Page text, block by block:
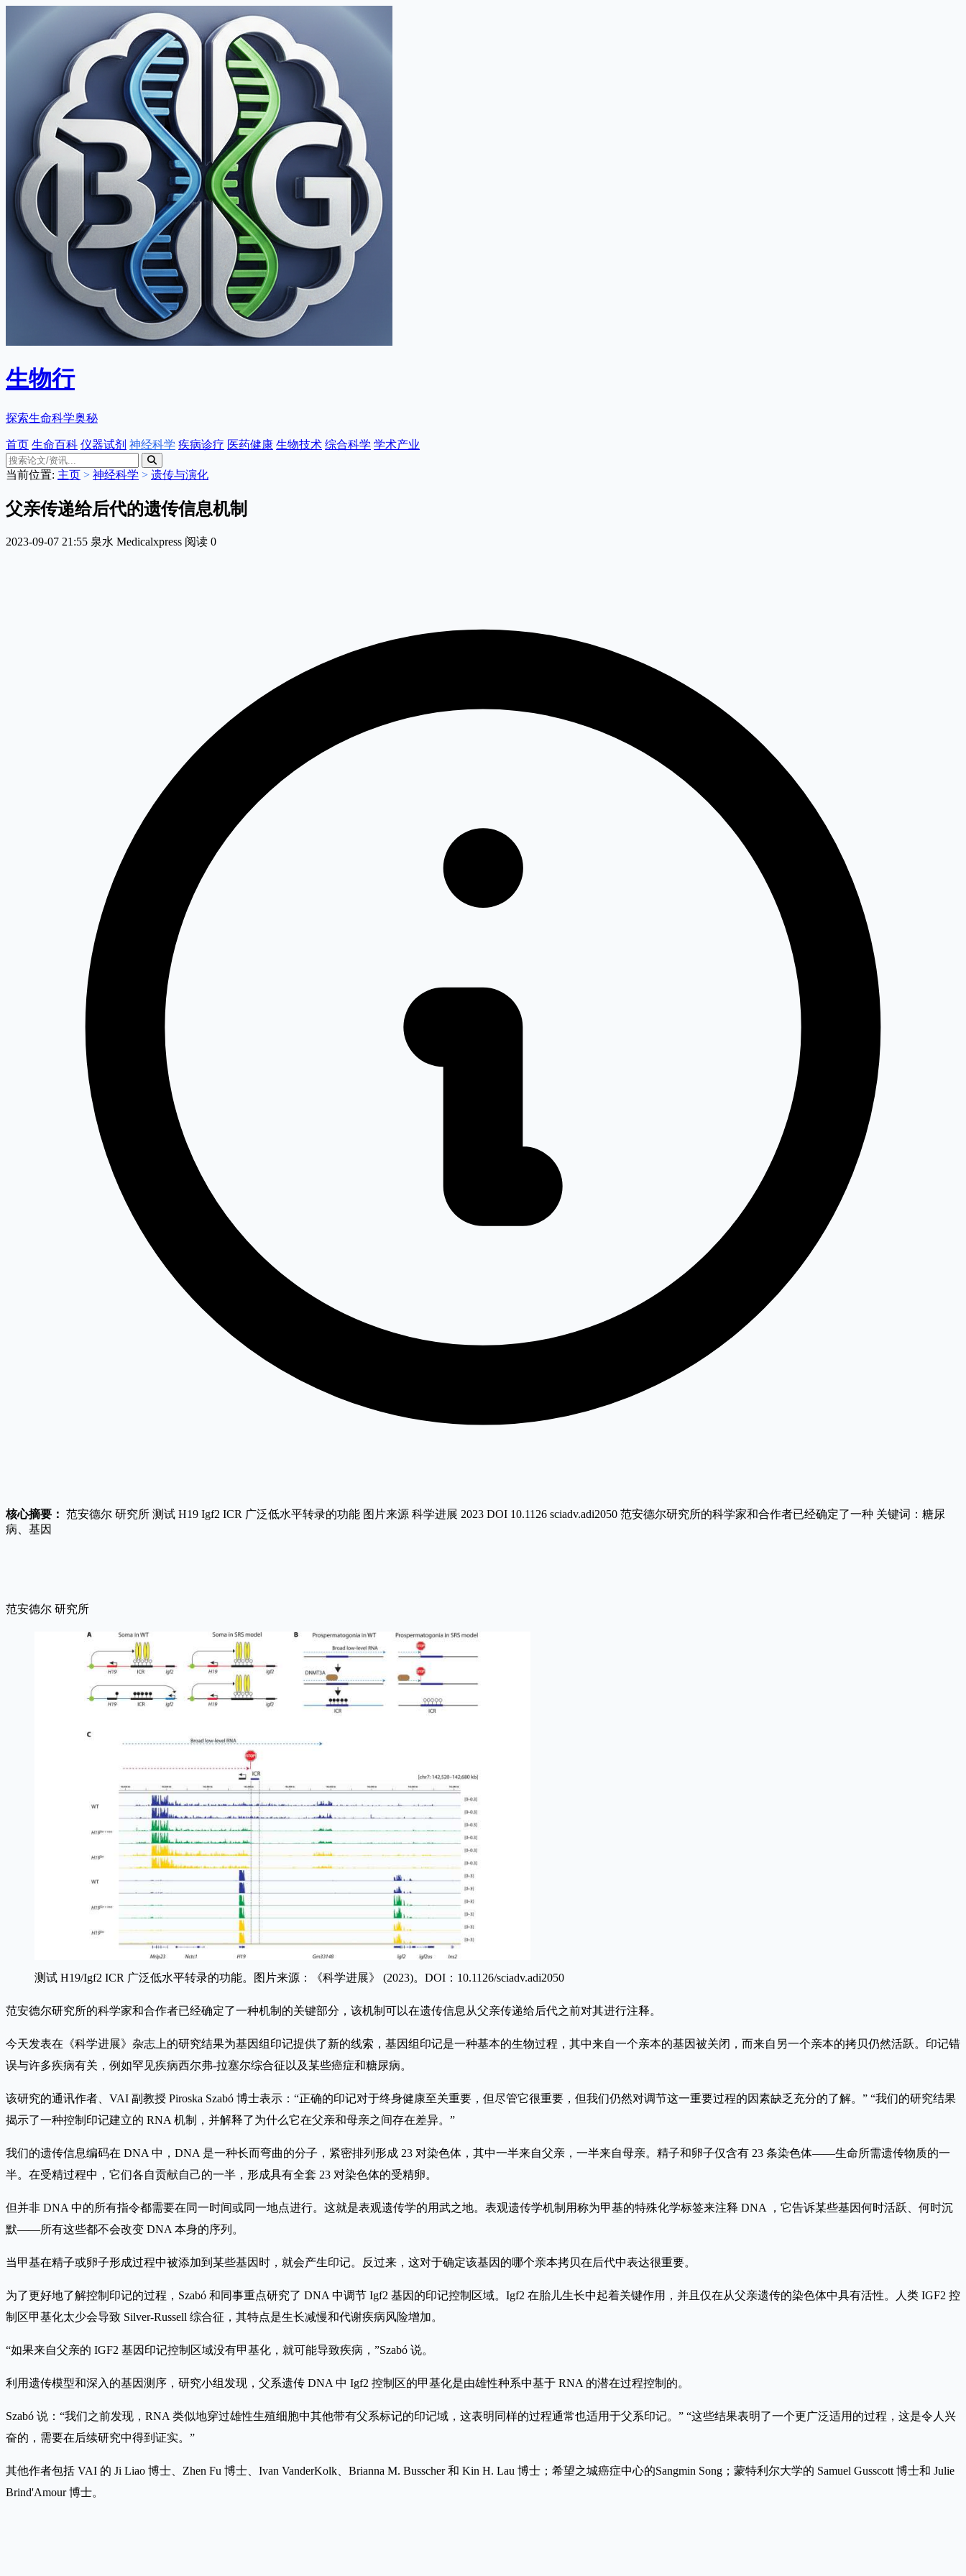
生物行
探索生命科学奥秘
首页 生命百科 仪器试剂 神经科学 疾病诊疗 医药健康 生物技术 综合科学 学术产业
当前位置: 主页 > 神经科学 > 遗传与演化
父亲传递给后代的遗传信息机制
2023-09-07 21:55 泉水 Medicalxpress 阅读 0
核心摘要： 范安德尔 研究所 测试 H19 Igf2 ICR 广泛低水平转录的功能 图片来源 科学进展 2023 DOI 10.1126 sciadv.adi2050 范安德尔研究所的科学家和合作者已经确定了一种 关键词：糖尿
病、基因
范安德尔 研究所
测试 H19/Igf2 ICR 广泛低水平转录的功能。图片来源：《科学进展》 (2023)。DOI：10.1126/sciadv.adi2050
范安德尔研究所的科学家和合作者已经确定了一种机制的关键部分，该机制可以在遗传信息从父亲传递给后代之前对其进行注释。
今天发表在《科学进展》杂志上的研究结果为基因组印记提供了新的线索，基因组印记是一种基本的生物过程，其中来自一个亲本的基因被关闭，而来自另一个亲本的拷贝仍然活跃。印记错
误与许多疾病有关，例如罕见疾病西尔弗-拉塞尔综合征以及某些癌症和糖尿病。
该研究的通讯作者、VAI 副教授 Piroska Szabó 博士表示：“正确的印记对于终身健康至关重要，但尽管它很重要，但我们仍然对调节这一重要过程的因素缺乏充分的了解。” “我们的研究结果
揭示了一种控制印记建立的 RNA 机制，并解释了为什么它在父亲和母亲之间存在差异。”
我们的遗传信息编码在 DNA 中，DNA 是一种长而弯曲的分子，紧密排列形成 23 对染色体，其中一半来自父亲，一半来自母亲。精子和卵子仅含有 23 条染色体——生命所需遗传物质的一
半。在受精过程中，它们各自贡献自己的一半，形成具有全套 23 对染色体的受精卵。
但并非 DNA 中的所有指令都需要在同一时间或同一地点进行。这就是表观遗传学的用武之地。表观遗传学机制用称为甲基的特殊化学标签来注释 DNA ，它告诉某些基因何时活跃、何时沉
默——所有这些都不会改变 DNA 本身的序列。
当甲基在精子或卵子形成过程中被添加到某些基因时，就会产生印记。反过来，这对于确定该基因的哪个亲本拷贝在后代中表达很重要。
为了更好地了解控制印记的过程，Szabó 和同事重点研究了 DNA 中调节 Igf2 基因的印记控制区域。Igf2 在胎儿生长中起着关键作用，并且仅在从父亲遗传的染色体中具有活性。人类 IGF2 控
制区甲基化太少会导致 Silver-Russell 综合征，其特点是生长减慢和代谢疾病风险增加。
“如果来自父亲的 IGF2 基因印记控制区域没有甲基化，就可能导致疾病，”Szabó 说。
利用遗传模型和深入的基因测序，研究小组发现，父系遗传 DNA 中 Igf2 控制区的甲基化是由雄性种系中基于 RNA 的潜在过程控制的。
Szabó 说：“我们之前发现，RNA 类似地穿过雄性生殖细胞中其他带有父系标记的印记域，这表明同样的过程通常也适用于父系印记。” “这些结果表明了一个更广泛适用的过程，这是令人兴
奋的，需要在后续研究中得到证实。”
其他作者包括 VAI 的 Ji Liao 博士、Zhen Fu 博士、Ivan VanderKolk、Brianna M. Busscher 和 Kin H. Lau 博士；希望之城癌症中心的Sangmin Song；蒙特利尔大学的 Samuel Gusscott 博士和 Julie
Brind'Amour 博士。